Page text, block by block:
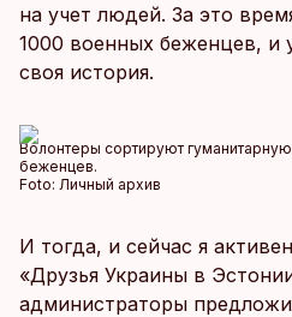
на учет людей. За это
1000 военных беженцев, и
своя история.
Волонтеры сортируют
беженцев.
Foto: Личный архив
И тогда, и сейчас я
«Друзья Украины в
администраторы